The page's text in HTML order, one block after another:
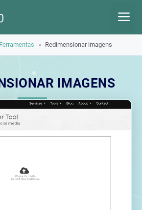
Ferramentas » Redimensionar imagens
IMAGENS